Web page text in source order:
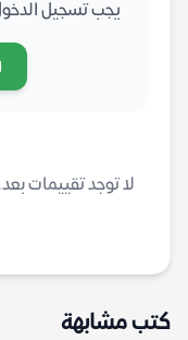
يجب تسجيل
لا توجد تقييمات
كتب مشابهة